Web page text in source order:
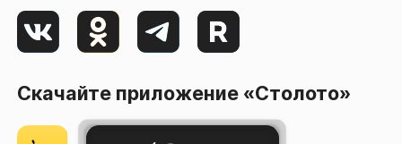
Скачайте приложение «Столото»